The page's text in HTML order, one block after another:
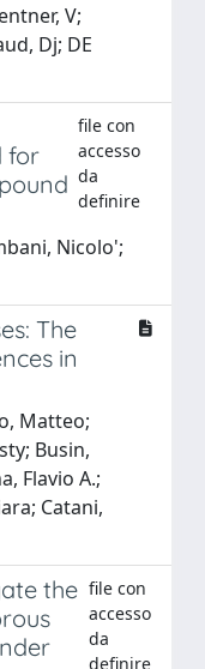
V;
Dj; DE
for
file con
accesso
da
definire
Nicolo';
The
in
Matteo;
Busin,
Flavio A.;
Catani,
the file con
accesso
da
definire